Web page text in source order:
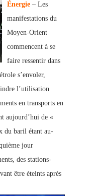
Énergie – Les
manifestations du
Moyen-Orient
commencent à se
faire ressentir dans
s’envoler,
l’utilisation
en transports en
aujourd’hui de «
du baril étant au-
jour
des stations-
être éteints après